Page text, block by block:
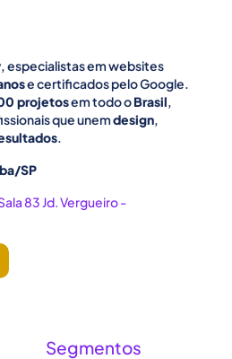
, especialistas em websites
e certificados pelo Google.
projetosem todo oBrasil,
que unemdesign,
.
SP
83 Jd. Vergueiro -
Segmentos